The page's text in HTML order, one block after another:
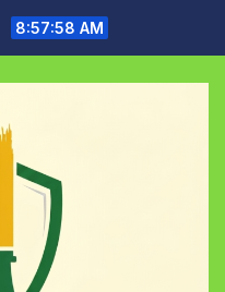
8:57:59 AM